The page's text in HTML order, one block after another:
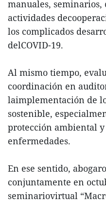
manuales, seminarios,
actividades
los complicados
delCOVID-19.
Al mismo tiempo,
coordinación en
laimplementación de
sostenible,
protección ambiental
enfermedades.
En ese sentido,
conjuntamente en
seminariovirtual